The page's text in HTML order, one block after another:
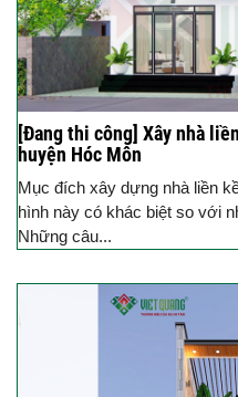
[Đang thi công] Xây nhà
huyện Hóc Môn
Mục đích xây dựng nhà liền
hình này có khác biệt so với
Những câu...